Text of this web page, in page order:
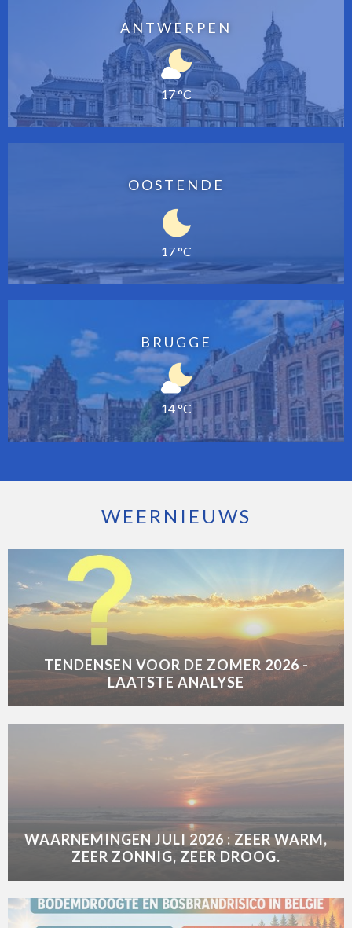
ANTWERPEN
17 °C
OOSTENDE
17 °C
BRUGGE
14 °C
WEERNIEUWS
TENDENSEN VOOR DE ZOMER 2026 -
LAATSTE ANALYSE
WAARNEMINGEN JULI 2026 : ZEER WARM,
ZEER ZONNIG, ZEER DROOG.